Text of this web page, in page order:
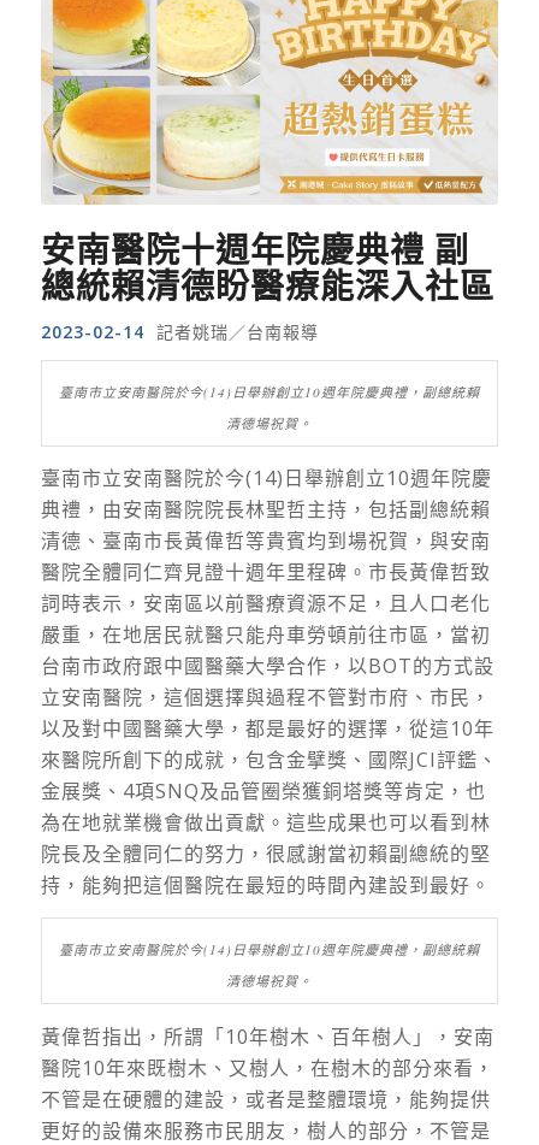
安南醫院十週年院慶典禮 副
總統賴清德盼醫療能深入社區
2023-02-14 記者姚瑞／台南報導
臺南市立安南醫院於今(14)日舉辦創立10週年院慶典禮，副總統賴
清德場祝賀。
臺南市立安南醫院於今(14)日舉辦創立10週年院慶
典禮，由安南醫院院長林聖哲主持，包括副總統賴
清德、臺南市長黃偉哲等貴賓均到場祝賀，與安南
醫院全體同仁齊見證十週年里程碑。市長黃偉哲致
詞時表示，安南區以前醫療資源不足，且人口老化
嚴重，在地居民就醫只能舟車勞頓前往市區，當初
台南市政府跟中國醫藥大學合作，以BOT的方式設
立安南醫院，這個選擇與過程不管對市府、市民，
以及對中國醫藥大學，都是最好的選擇，從這10年
來醫院所創下的成就，包含金擘獎、國際JCI評鑑、
金展獎、4項SNQ及品管圈榮獲銅塔獎等肯定，也
為在地就業機會做出貢獻。這些成果也可以看到林
院長及全體同仁的努力，很感謝當初賴副總統的堅
持，能夠把這個醫院在最短的時間內建設到最好。
臺南市立安南醫院於今(14)日舉辦創立10週年院慶典禮，副總統賴
清德場祝賀。
黃偉哲指出，所謂「10年樹木、百年樹人」，安南
醫院10年來既樹木、又樹人，在樹木的部分來看，
不管是在硬體的建設，或者是整體環境，能夠提供
更好的設備來服務市民朋友，樹人的部分，不管是